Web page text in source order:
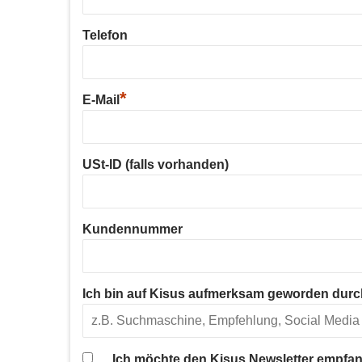
Telefon
E-Mail *
USt-ID (falls vorhanden)
Kundennummer
Ich bin auf Kisus aufmerksam geworden
Ich möchte den Kisus Newsletter